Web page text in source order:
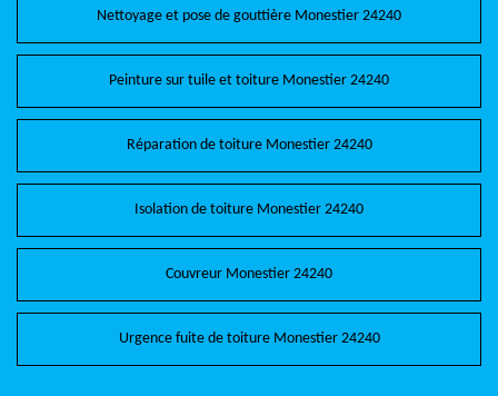
Nettoyage et pose de gouttière Monestier 24240
Peinture sur tuile et toiture Monestier 24240
Réparation de toiture Monestier 24240
Isolation de toiture Monestier 24240
Couvreur Monestier 24240
Urgence fuite de toiture Monestier 24240